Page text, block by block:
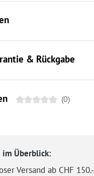
& Rückgabe
(0)
Überblick:
Versand ab CHF 150.-